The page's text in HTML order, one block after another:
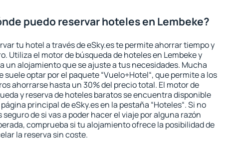
puedo reservar hoteles en Lembeke?
tu hotel a través de eSky.es te permite ahorrar tiempo y
Utiliza el motor de búsqueda de hoteles en Lembeke y
un alojamiento que se ajuste a tus necesidades. Mucha
suele optar por el paquete “Vuelo+Hotel“, que permite a los
ahorrarse hasta un 30% del precio total. El motor de
y reserva de hoteles baratos se encuentra disponible
principal de eSky.es en la pestaña “Hoteles“. Si no
seguro de si vas a poder hacer el viaje por alguna razón
comprueba si tu alojamiento ofrece la posibilidad de
la reserva sin coste.